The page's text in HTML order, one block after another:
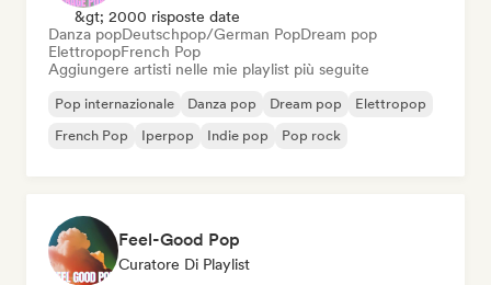
&gt; 2000 risposte date
Danza popDeutschpop/German PopDream pop
ElettropopFrench Pop
Aggiungere artisti nelle mie playlist più seguite
Pop internazionale Danza pop Dream pop
Elettropop
French Pop
Iperpop Indie pop Pop rock
Feel-Good Pop
Curatore Di Playlist